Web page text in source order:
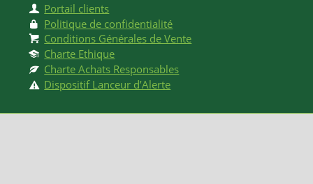
Portail clients
Politique de confidentialité
Conditions Générales de Vente
Charte Ethique
Charte Achats Responsables
Dispositif Lanceur d’Alerte